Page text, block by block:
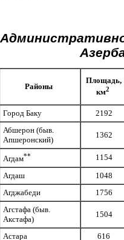
Районы
Площадь,
км2
Город Баку
2192
Абшерон (быв.
Апшеронский)
1362
Агдам**
1154
Агдаш
1048
Агджабеди
1756
Агстафа (быв.
Акстафа)
1504
Астара
616